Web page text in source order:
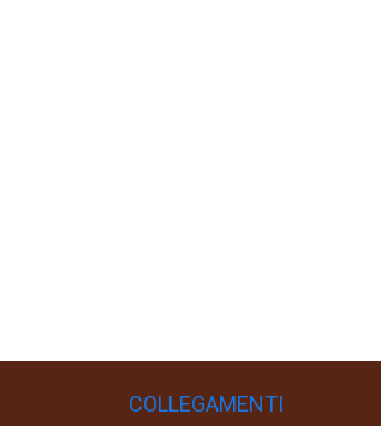
COLLEGAMENTI